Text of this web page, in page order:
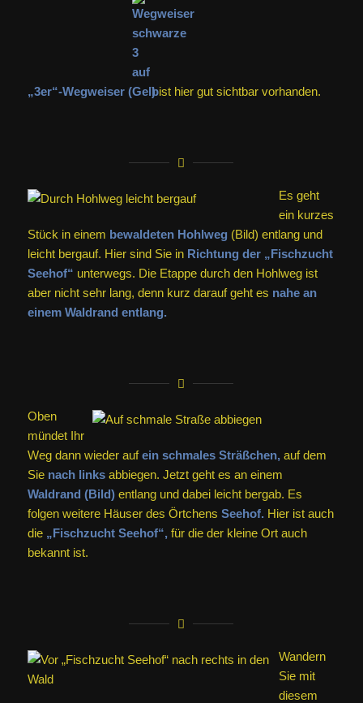
„3er“-Wegweiser ( )ist hier gut sichtbar vorhanden.
Es geht
ein kurzes
Stück in einem bewaldeten Hohlweg (Bild) entlang und
leicht bergauf. Hier sind Sie in Richtung der „Fischzucht
Seehof“ unterwegs. Die Etappe durch den Hohlweg ist
aber nicht sehr lang, denn kurz darauf geht es nahe an
einem Waldrand entlang.
Oben
mündet Ihr
Weg dann wieder aufein schmales Sträßchen,auf dem
Sie nach linksabbiegen. Jetzt geht es an einem
Waldrand (Bild)entlang und dabei leicht bergab. Es
folgen weitere Häuser des Örtchens Seehof. Hier ist auch
die „Fischzucht Seehof“,für die der kleine Ort auch
bekannt ist.
Wandern
Sie mit
diesem